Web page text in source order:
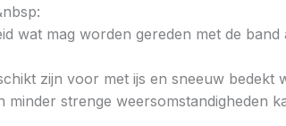
wat mag worden gereden met de
zijn voor met ijs en sneeuw bedekt
strenge weersomstandigheden